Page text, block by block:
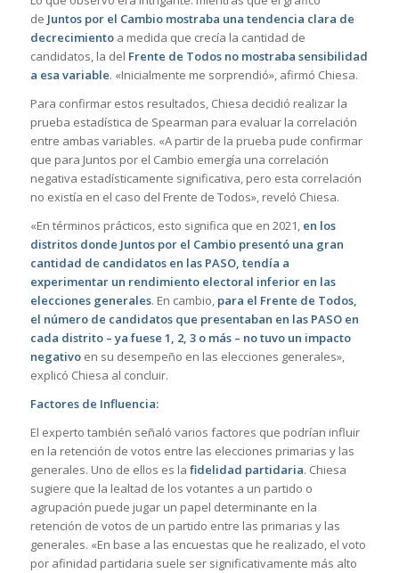
de Juntos por el Cambio mostraba una tendencia clara de
decrecimiento a medida que crecía la cantidad de
candidatos, la del Frente de Todos no mostraba sensibilidad
a esa variable. «Inicialmente me sorprendió», afirmó Chiesa.
Para confirmar estos resultados, Chiesa decidió realizar la
prueba estadística de Spearman para evaluar la correlación
entre ambas variables. «A partir de la prueba pude confirmar
que para Juntos por el Cambio emergía una correlación
negativa estadísticamente significativa, pero esta correlación
no existía en el caso del Frente de Todos», reveló Chiesa.
«En términos prácticos, esto significa que en 2021, en los
distritos donde Juntos por el Cambio presentó una gran
cantidad de candidatos en las PASO, tendía a
experimentar un rendimiento electoral inferior en las
elecciones generales. En cambio, para el Frente de Todos,
el número de candidatos que presentaban en las PASO en
cada distrito – ya fuese 1, 2, 3 o más – no tuvo un impacto
negativo en su desempeño en las elecciones generales»,
explicó Chiesa al concluir.
Factores de Influencia:
El experto también señaló varios factores que podrían influir
en la retención de votos entre las elecciones primarias y las
generales. Uno de ellos es la fidelidad partidaria. Chiesa
sugiere que la lealtad de los votantes a un partido o
agrupación puede jugar un papel determinante en la
retención de votos de un partido entre las primarias y las
generales. «En base a las encuestas que he realizado, el voto
por afinidad partidaria suele ser significativamente más alto